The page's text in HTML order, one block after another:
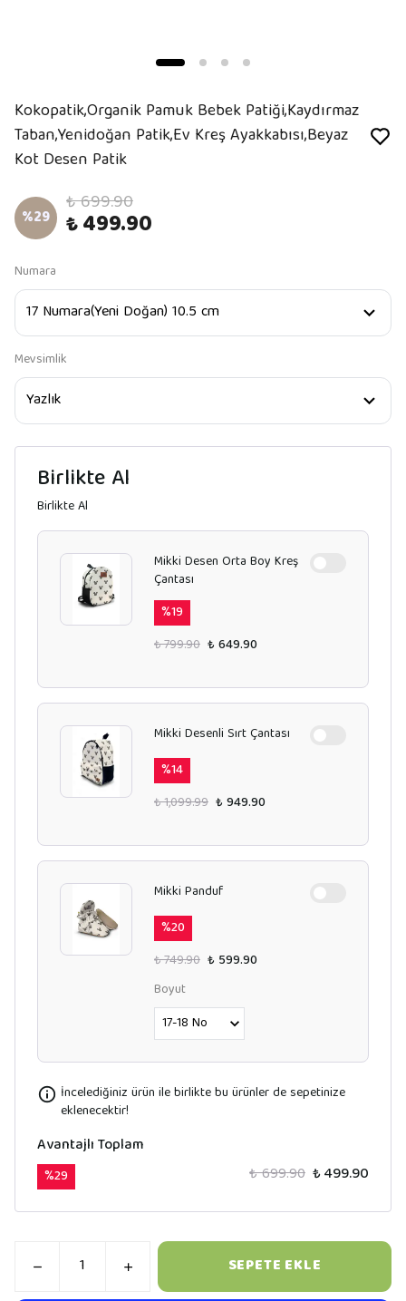
Kokopatik,Organik Pamuk Bebek Patiği,Kaydırmaz
Taban,Yenidoğan Patik,Ev Kreş Ayakkabısı,Beyaz
Kot Desen Patik
%29 ₺ 699.90
₺ 499.90
Numara
Mevsimlik
Birlikte Al
Birlikte Al
Mikki Desen Orta Boy Kreş
Çantası
%19
₺ 799.90 ₺ 649.90
Mikki Desenli Sırt Çantası
%14
₺ 1,099.99 ₺ 949.90
Mikki Panduf
%20
₺ 749.90 ₺ 599.90
Boyut
İncelediğiniz ürün ile birlikte bu ürünler de sepetinize
eklenecektir!
Avantajlı Toplam
%29 ₺ 699.90 ₺ 499.90
SEPETE EKLE